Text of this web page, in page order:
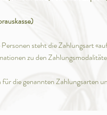
steht die Zahlungsart
zu den
die genannten Zahlungsarten